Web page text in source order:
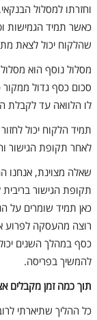
כאשר תמיד הגמישות
שהלקוח יכול לצאת
מסלול נוסף הוא
סכום כסף גדול
לו הלוואה עד לקבלת
תמיד הלקוח יכול
לאחר תקופת הגישור
שאלה מצוינת, אנחנו
כאן תמיד שומרים על
רוצה מהעסקה לפרוע
כסף במהלך השנים
להמשיך בפריסה.
תוך כמה זמן מקבלים
כל ההליך שתיארתי